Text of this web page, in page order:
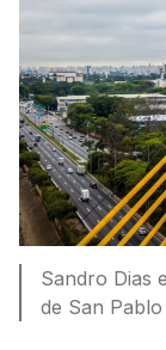
Sandro Dias
de San